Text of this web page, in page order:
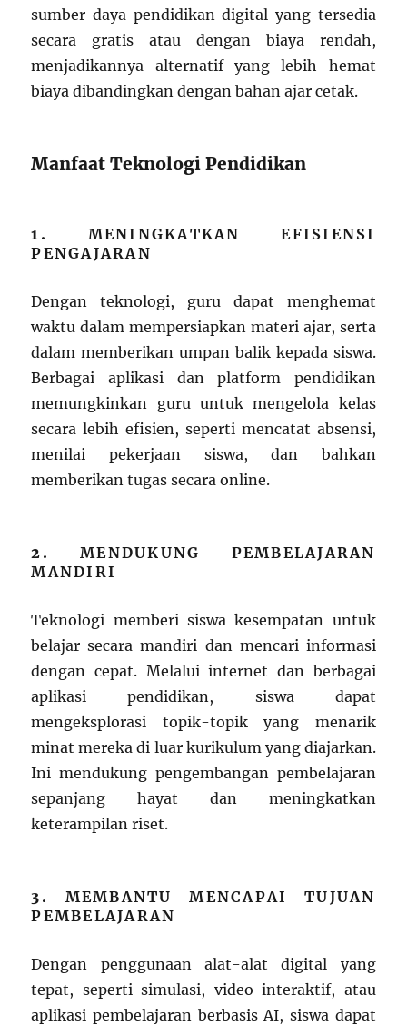
sumber daya pendidikan digital yang tersedia
secara gratis atau dengan biaya rendah,
menjadikannya alternatif yang lebih hemat
biaya dibandingkan dengan bahan ajar cetak.
Manfaat Teknologi Pendidikan
1. MENINGKATKAN EFISIENSI
PENGAJARAN
Dengan teknologi, guru dapat menghemat
waktu dalam mempersiapkan materi ajar, serta
dalam memberikan umpan balik kepada siswa.
Berbagai aplikasi dan platform pendidikan
memungkinkan guru untuk mengelola kelas
secara lebih efisien, seperti mencatat absensi,
menilai pekerjaan siswa, dan bahkan
memberikan tugas secara online.
2.MENDUKUNG PEMBELAJARAN
MANDIRI
Teknologi memberi siswa kesempatan untuk
belajar secara mandiri dan mencari informasi
dengan cepat. Melalui internet dan berbagai
aplikasi pendidikan, siswa dapat
mengeksplorasi topik-topik yang menarik
minat mereka di luar kurikulum yang diajarkan.
Ini mendukung pengembangan pembelajaran
sepanjang hayat dan meningkatkan
keterampilan riset.
3. MEMBANTU MENCAPAI TUJUAN
PEMBELAJARAN
Dengan penggunaan alat-alat digital yang
tepat, seperti simulasi, video interaktif, atau
aplikasi pembelajaran berbasis AI, siswa dapat